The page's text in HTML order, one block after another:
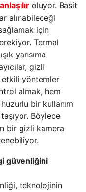
oluyor. Basit
alınabileceği
için
Termal
yansıma
gizli
etkili yöntemler
almak, hem
bir kullanım
Böylece
bir gizli kamera
güvenliğini
teknolojinin